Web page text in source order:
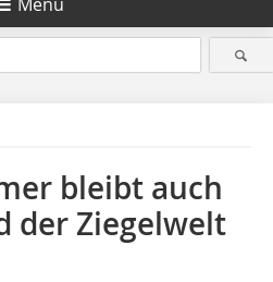
bleibt auch
der Ziegelwelt